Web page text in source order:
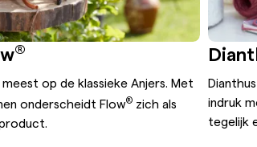
®
op de klassieke Anjers. Met
onderscheidt Flow® zich als
indruk
tegelijk